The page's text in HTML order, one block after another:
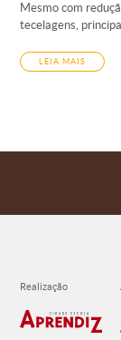
Mesmo com
tecelagens,
LEIA MAIS